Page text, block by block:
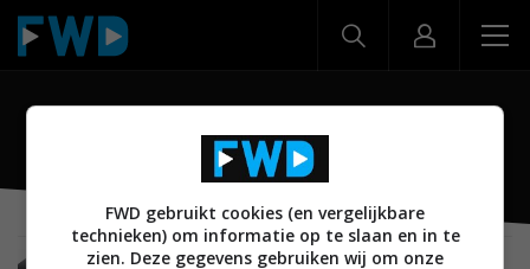
BD-F8500
FWD gebruikt cookies (en vergelijkbare
technieken) om informatie op te slaan en in te
zien. Deze gegevens gebruiken wij om onze